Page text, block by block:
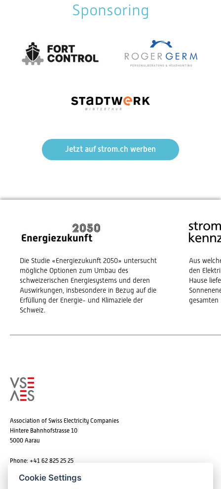
Sponsoring
Jetzt auf strom.ch werben
Die Studie «Energiezukunft 2050» untersucht
mögliche Optionen zum Umbau des
schweizerischen Energiesystems und deren
Auswirkungen, insbesondere in Bezug auf die
Erfüllung der Energie- und Klimaziele der
Schweiz.
Aus
den
Hause
gesamten
Association of Swiss Electricity Companies
Hintere Bahnhofstrasse 10
5000 Aarau
Phone: +41 62 825 25 25
Cookie Settings